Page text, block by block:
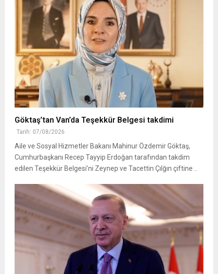
Göktaş’tan Van’da Teşekkür Belgesi takdimi
Tarih: 07/08/2026
Aile ve Sosyal Hizmetler Bakanı Mahinur Özdemir Göktaş,
Cumhurbaşkanı Recep Tayyip Erdoğan tarafından takdim
edilen Teşekkür Belgesi’ni Zeynep ve Tacettin Çılğın çiftine ..